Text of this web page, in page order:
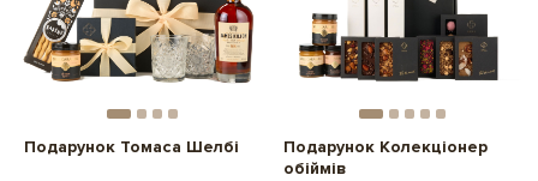
Подарунок Томаса Шелбі
Подарунок Колекціонер
обіймів